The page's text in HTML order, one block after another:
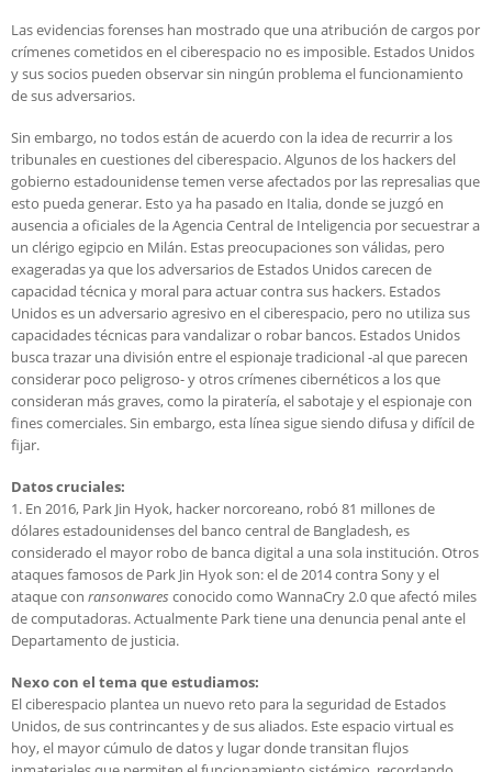
Las evidencias forenses han mostrado que una atribución de cargos por
crímenes cometidos en el ciberespacio no es imposible. Estados Unidos
y sus socios pueden observar sin ningún problema el funcionamiento
de sus adversarios.
Sin embargo, no todos están de acuerdo con la idea de recurrir a los
tribunales en cuestiones del ciberespacio. Algunos de los hackers del
gobierno estadounidense temen verse afectados por las represalias que
esto pueda generar. Esto ya ha pasado en Italia, donde se juzgó en
ausencia a oficiales de la Agencia Central de Inteligencia por secuestrar a
un clérigo egipcio en Milán. Estas preocupaciones son válidas, pero
exageradas ya que los adversarios de Estados Unidos carecen de
capacidad técnica y moral para actuar contra sus hackers. Estados
Unidos es un adversario agresivo en el ciberespacio, pero no utiliza sus
capacidades técnicas para vandalizar o robar bancos. Estados Unidos
busca trazar una división entre el espionaje tradicional -al que parecen
considerar poco peligroso- y otros crímenes cibernéticos a los que
consideran más graves, como la piratería, el sabotaje y el espionaje con
fines comerciales. Sin embargo, esta línea sigue siendo difusa y difícil de
fijar.
Datos cruciales:
1. En 2016, Park Jin Hyok, hacker norcoreano, robó 81 millones de
dólares estadounidenses del banco central de Bangladesh, es
considerado el mayor robo de banca digital a una sola institución. Otros
ataques famosos de Park Jin Hyok son: el de 2014 contra Sony y el
ataque con ransonwares conocido como WannaCry 2.0 que afectó miles
de computadoras. Actualmente Park tiene una denuncia penal ante el
Departamento de justicia.
Nexo con el tema que estudiamos:
El ciberespacio plantea un nuevo reto para la seguridad de Estados
Unidos, de sus contrincantes y de sus aliados. Este espacio virtual es
hoy, el mayor cúmulo de datos y lugar donde transitan flujos